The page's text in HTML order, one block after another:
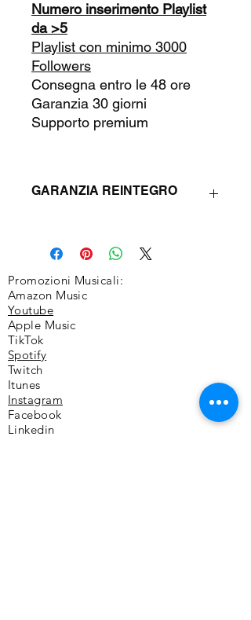
Numero inserimento Playlist
da >5
Playlist con minimo 3000
Followers
Consegna entro le 48 ore
Garanzia 30 giorni
Supporto premium
GARANZIA REINTEGRO
diminuzione dei Target.
Promozioni Musicali:
Amazon Music
Youtube
Apple Music
TikTok
Spotify
Twitch
Itunes
Instagram
Facebook
Linkedin